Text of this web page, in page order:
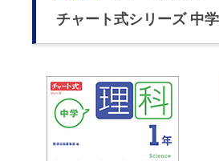
チャート式シリーズ 中